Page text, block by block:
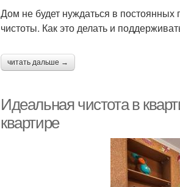
Дом не будет нуждаться в
чистоты. Как это делать и
читать дальше →
Идеальная чистота в
квартире